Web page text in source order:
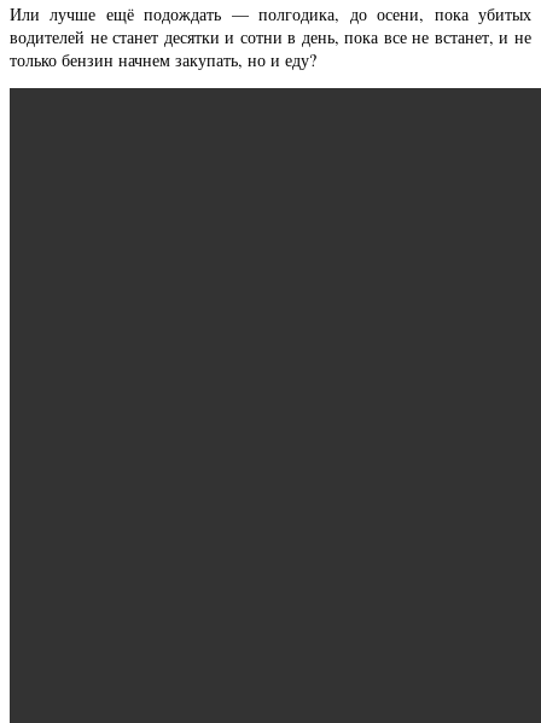
Или лучше ещё подождать — полгодика, до осени, пока убитых
водителей не станет десятки и сотни в день, пока все не встанет, и не
только бензин начнем закупать, но и еду?